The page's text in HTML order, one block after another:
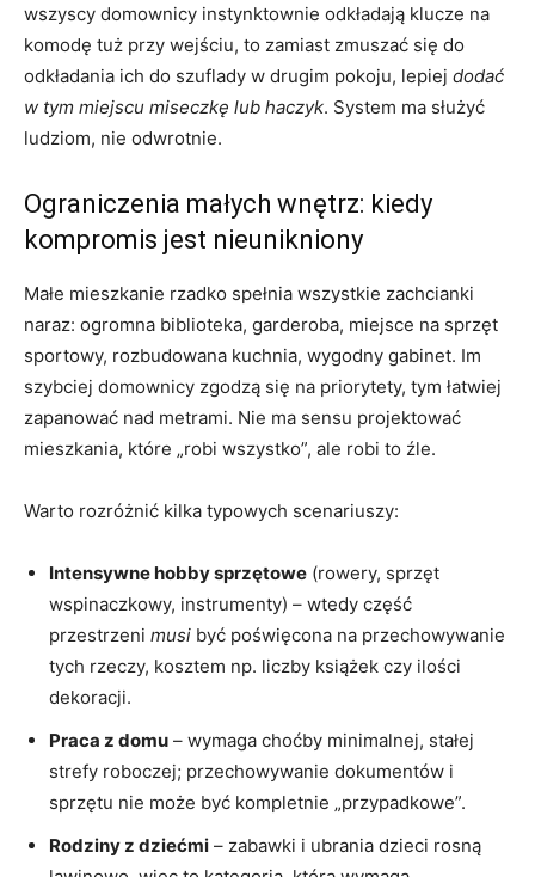
wszyscy domownicy instynktownie odkładają klucze na
komodę tuż przy wejściu, to zamiast zmuszać się do
odkładania ich do szuflady w drugim pokoju, lepiej dodać
w tym miejscu miseczkę lub haczyk. System ma służyć
ludziom, nie odwrotnie.
Ograniczenia małych wnętrz: kiedy
kompromis jest nieunikniony
Małe mieszkanie rzadko spełnia wszystkie zachcianki
naraz: ogromna biblioteka, garderoba, miejsce na sprzęt
sportowy, rozbudowana kuchnia, wygodny gabinet. Im
szybciej domownicy zgodzą się na priorytety, tym łatwiej
zapanować nad metrami. Nie ma sensu projektować
mieszkania, które „robi wszystko”, ale robi to źle.
Warto rozróżnić kilka typowych scenariuszy:
Intensywne hobby sprzętowe (rowery, sprzęt
wspinaczkowy, instrumenty) – wtedy część
przestrzeni musi być poświęcona na przechowywanie
tych rzeczy, kosztem np. liczby książek czy ilości
dekoracji.
Praca z domu – wymaga choćby minimalnej, stałej
strefy roboczej; przechowywanie dokumentów i
sprzętu nie może być kompletnie „przypadkowe”.
Rodziny z dziećmi – zabawki i ubrania dzieci rosną